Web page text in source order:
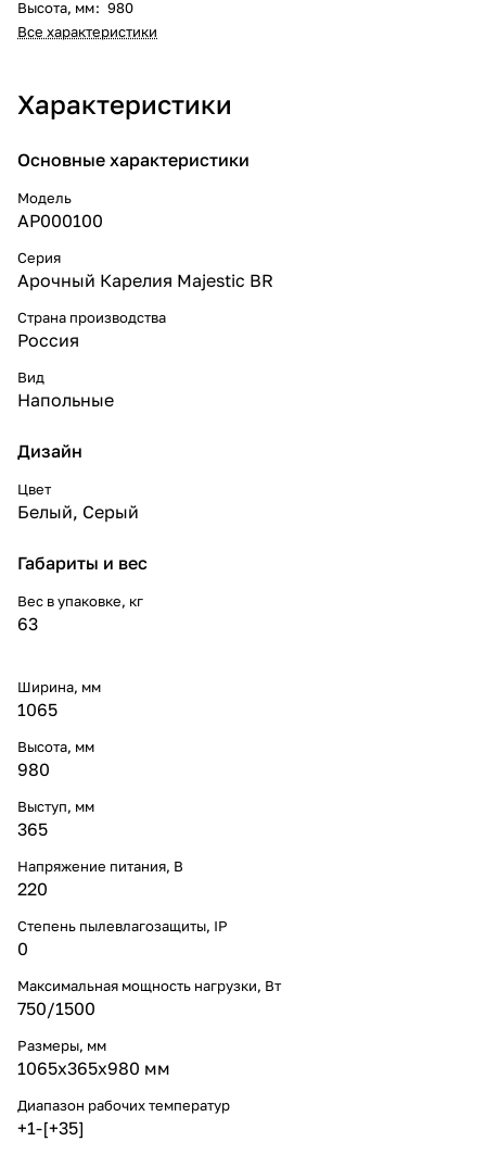
Высота, мм: 980
Все характеристики
Характеристики
Основные характеристики
Модель
АР000100
Серия
Арочный Карелия Majestic BR
Страна производства
Россия
Вид
Напольные
Дизайн
Цвет
Белый, Серый
Габариты и вес
Вес в упаковке, кг
63
Ширина, мм
1065
Высота, мм
980
Выступ, мм
365
Напряжение питания, В
220
Степень пылевлагозащиты, IP
0
Максимальная мощность нагрузки, Вт
750/1500
Размеры, мм
1065x365x980 мм
Диапазон рабочих температур
+1-[+35]